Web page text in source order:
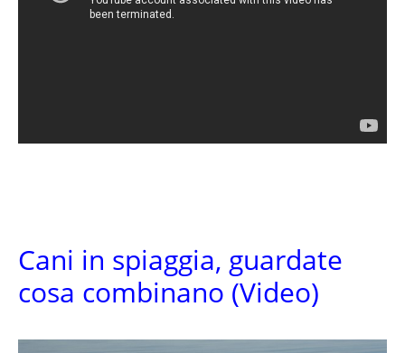
Cani in spiaggia, guardate
cosa combinano (Video)